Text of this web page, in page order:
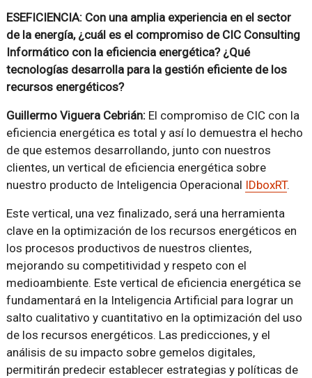
ESEFICIENCIA: Con una amplia experiencia en el sector
de la energía, ¿cuál es el compromiso de CIC Consulting
Informático con la eficiencia energética? ¿Qué
tecnologías desarrolla para la gestión eficiente de los
recursos energéticos?
Guillermo Viguera Cebrián:El compromiso de CIC con la
eficiencia energética es total y así lo demuestra el hecho
de que estemos desarrollando, junto con nuestros
clientes, un vertical de eficiencia energética sobre
nuestro producto de Inteligencia Operacional IDboxRT.
Este vertical, una vez finalizado, será una herramienta
clave en la optimización de los recursos energéticos en
los procesos productivos de nuestros clientes,
mejorando su competitividad y respeto con el
medioambiente. Este vertical de eficiencia energética se
fundamentará en la Inteligencia Artificial para lograr un
salto cualitativo y cuantitativo en la optimización del uso
de los recursos energéticos. Las predicciones, y el
análisis de su impacto sobre gemelos digitales,
permitirán predecir establecer estrategias y políticas de